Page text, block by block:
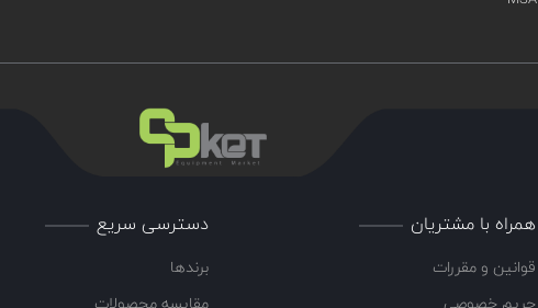
همراه با مشتریان
قوانین و مقررات
دسترسی سریع
برندها